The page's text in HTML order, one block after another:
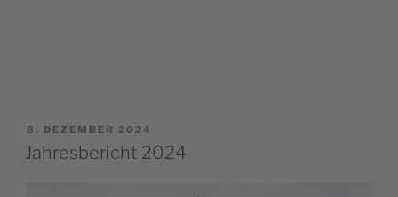
VERÖFFENTLICHT
AM
8. DEZEMBER 2024
Jahresbericht 2024